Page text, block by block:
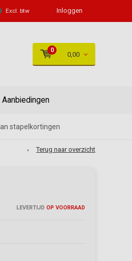
Excl. btw Inloggen
0
0,00
Aanbiedingen
stapelkortingen
Terug naar overzicht
LEVERTIJD OP VOORRAAD